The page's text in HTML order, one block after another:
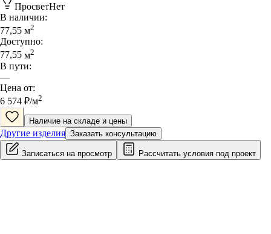
ПросветНет
В наличии:
77,55 м2
Доступно:
77,55 м2
В пути:
—
Цена от:
6 574 ₽/м2
Наличие на складе и цены
Другие изделия Заказать консультацию
Записаться на просмотр Рассчитать условия под проект